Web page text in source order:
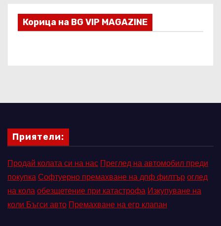
Корица на BG VIP MAGAZINE
Приятели:
Продай колата си на нас Преглед на автомобил преди
покупкаСофтуерно премахване на дпф филтъроглед
на колаобезщетение при катастрофа Изкупуване на
коли Бъгси авто Премахване на егр клапан